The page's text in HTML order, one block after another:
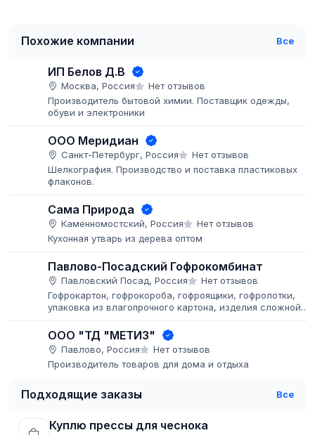
Похожие компании Все
ИП Белов Д.В
Москва, Россия
Нет отзывов
Производитель бытовой химии. Поставщик одежды,
обуви и электроники
ООО Меридиан
Санкт-Петербург, Россия
Нет отзывов
Шелкография. Производство и поставка пластиковых
флаконов.
Сама Природа
Каменномостский, Россия
Нет отзывов
Кухонная утварь из дерева оптом
Павлово-Посадский Гофрокомбинат
Павловский Посад, Россия
Нет отзывов
Гофрокартон, гофрокороба, гофроящики, гофролотки,
упаковка из влагопрочного картона, изделия сложной
изображений методом флексопечати...
ООО "ТД "МЕТИЗ"
Павлово, Россия
Нет отзывов
Производитель товаров для дома и отдыха
Подходящие заказы Все
Куплю прессы для чеснока